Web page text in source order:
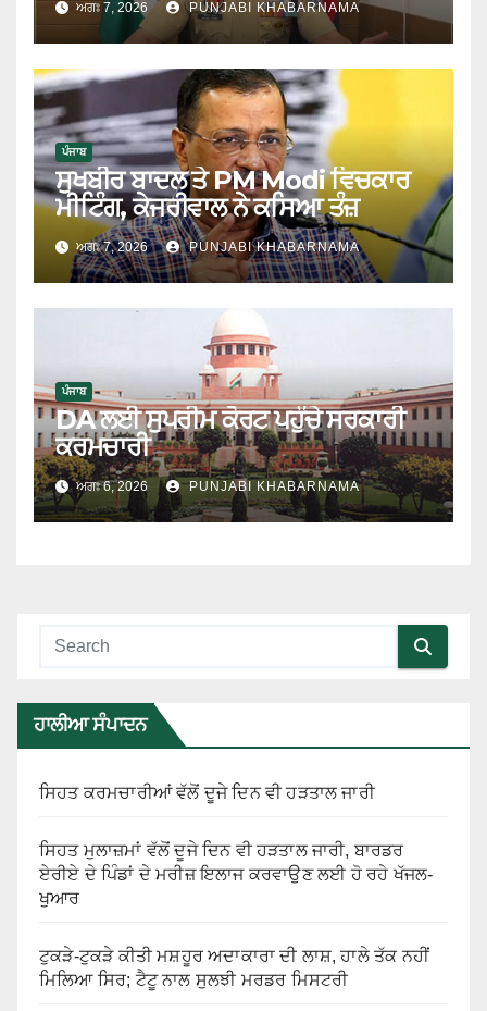
ਤੱਕ ਪਹੁੰਚਾਇਆ
ਅਗਃ 7, 2026 PUNJABI KHABARNAMA
ਪੰਜਾਬ
ਸੁਖਬੀਰ ਬਾਦਲ ਤੇ PM Modi ਵਿਚਕਾਰ
ਮੀਟਿੰਗ, ਕੇਜਰੀਵਾਲ ਨੇ ਕਸਿਆ ਤੰਜ਼
ਅਗਃ 7, 2026 PUNJABI KHABARNAMA
ਪੰਜਾਬ
DA ਲਈ ਸੁਪਰੀਮ ਕੋਰਟ ਪਹੁੰਚੇ ਸਰਕਾਰੀ
ਕਰਮਚਾਰੀ
ਅਗਃ 6, 2026 PUNJABI KHABARNAMA
ਹਾਲੀਆ ਸੰਪਾਦਨ
ਸਿਹਤ ਕਰਮਚਾਰੀਆਂ ਵੱਲੋਂ ਦੂਜੇ ਦਿਨ ਵੀ ਹੜਤਾਲ ਜਾਰੀ
ਸਿਹਤ ਮੁਲਾਜ਼ਮਾਂ ਵੱਲੋਂ ਦੂਜੇ ਦਿਨ ਵੀ ਹੜਤਾਲ ਜਾਰੀ, ਬਾਰਡਰ
ਏਰੀਏ ਦੇ ਪਿੰਡਾਂ ਦੇ ਮਰੀਜ਼ ਇਲਾਜ ਕਰਵਾਉਣ ਲਈ ਹੋ ਰਹੇ ਖੱਜਲ-
ਖੁਆਰ
ਟੁਕੜੇ-ਟੁਕੜੇ ਕੀਤੀ ਮਸ਼ਹੂਰ ਅਦਾਕਾਰਾ ਦੀ ਲਾਸ਼, ਹਾਲੇ ਤੱਕ ਨਹੀਂ
ਮਿਲਿਆ ਸਿਰ; ਟੈਟੂ ਨਾਲ ਸੁਲਝੀ ਮਰਡਰ ਮਿਸਟਰੀ